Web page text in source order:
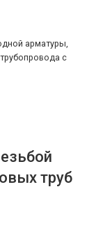
арматуры,
с
труб